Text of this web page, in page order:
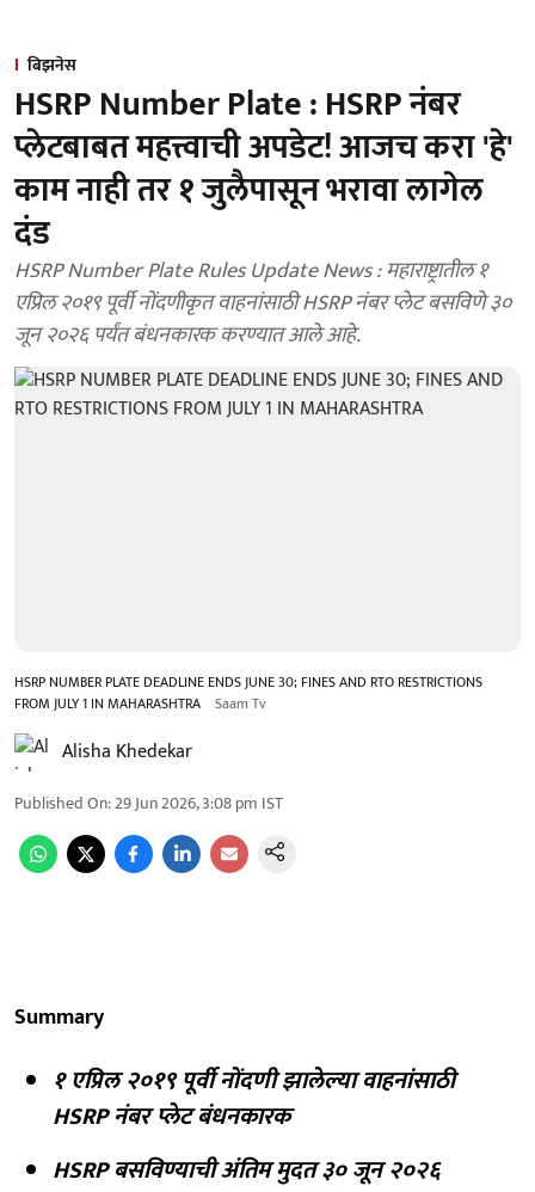
बिझनेस
HSRP Number Plate : HSRP नंबर
प्लेटबाबत महत्त्वाची अपडेट! आजच करा 'हे'
काम नाही तर १ जुलैपासून भरावा लागेल
दंड
HSRP Number Plate Rules Update News : महाराष्ट्रातील १
एप्रिल २०१९ पूर्वी नोंदणीकृत वाहनांसाठी HSRP नंबर प्लेट बसविणे ३०
जून २०२६ पर्यंत बंधनकारक करण्यात आले आहे.
HSRP NUMBER PLATE DEADLINE ENDS JUNE 30; FINES AND RTO RESTRICTIONS
FROM JULY 1 IN MAHARASHTRA Saam Tv
Alisha Khedekar
Published On:29 Jun 2026, 3:08 pm IST
Summary
१ एप्रिल २०१९ पूर्वी नोंदणी झालेल्या वाहनांसाठी
HSRP नंबर प्लेट बंधनकारक
HSRP बसविण्याची अंतिम मुदत ३० जून २०२६